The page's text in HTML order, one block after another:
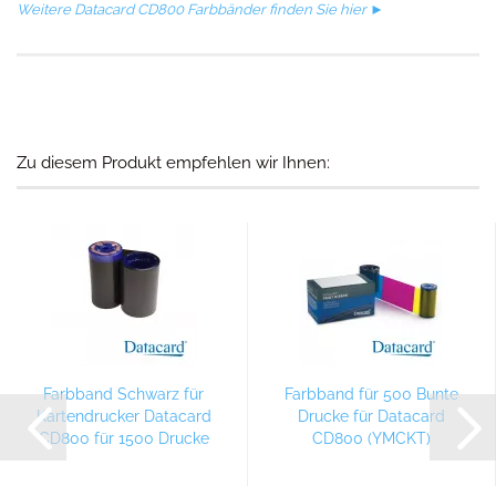
Weitere Datacard CD800 Farbbänder finden Sie hier ►
Zu diesem Produkt empfehlen wir Ihnen:
Farbband Schwarz für
Kartendrucker Datacard
CD800 für 1500 Drucke
Farbband für 500 Bunte
Drucke für Datacard
CD800 (YMCKT)